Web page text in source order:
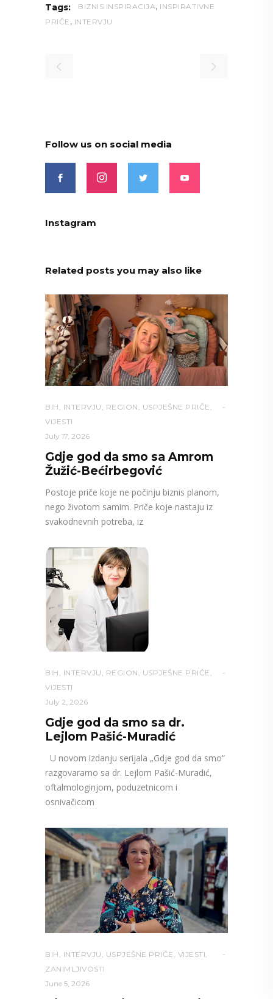
Tags: BIZNIS INSPIRACIJA, INSPIRATIVNE
PRIČE , INTERVJU
Follow us on social media
Instagram
Related posts you may also like
BIH , INTERVJU , REGION , USPJEŠNE PRIČE ,
VIJESTI
July 17, 2026
Gdje god da smo sa Amrom
Žužić-Bećirbegović
Postoje priče koje ne počinju biznis planom,
nego životom samim. Priče koje nastaju iz
svakodnevnih potreba, iz
BIH , INTERVJU , REGION , USPJEŠNE PRIČE ,
VIJESTI
July 2, 2026
Gdje god da smo sa dr.
Lejlom Pašić-Muradić
U novom izdanju serijala „Gdje god da smo“
razgovaramo sa dr. Lejlom Pašić-Muradić,
oftalmologinjom, poduzetnicom i
osnivačicom
BIH INTERVJU USPJEŠNE PRIČE VIJESTI
ZANIMLJIVOSTI
June 5, 2026